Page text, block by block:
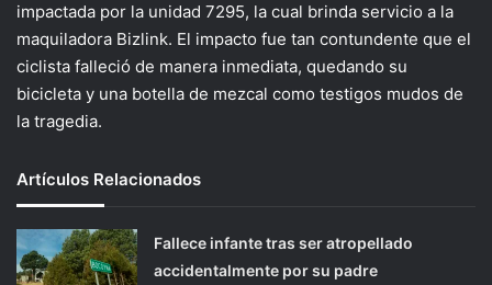
impactada por la unidad 7295, la cual brinda servicio a la
maquiladora Bizlink. El impacto fue tan contundente que el
ciclista falleció de manera inmediata, quedando su
bicicleta y una botella de mezcal como testigos mudos de
la tragedia.
Artículos Relacionados
Fallece infante tras ser atropellado
accidentalmente por su padre